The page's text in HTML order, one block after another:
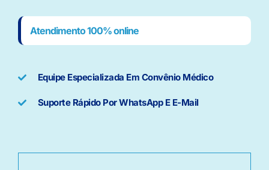
Atendimento 100% online
Equipe Especializada Em Convênio Médico
Suporte Rápido Por WhatsApp E E-Mail